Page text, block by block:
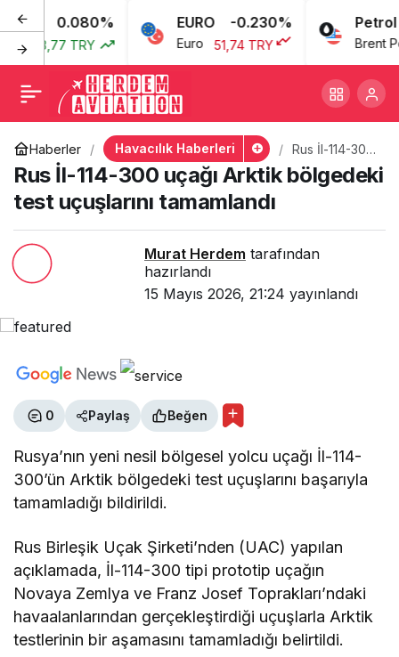
0.080%
43,77 TRY
EURO -0.230%
Euro 51,74 TRY
Petrol
Brent
Haberler Havacılık Haberleri
Rus İl-114-300
uçağı Arktik
bölgedeki
Rus İl-114-300 uçağı Arktik bölgedeki
test uçuşlarını tamamlandı
Murat Herdem tarafından
hazırlandı
15 Mayıs 2026, 21:24 yayınlandı
0 Paylaş Beğen
Rusya’nın yeni nesil bölgesel yolcu uçağı İl-114-
300’ün Arktik bölgedeki test uçuşlarını başarıyla
tamamladığı bildirildi.
Rus Birleşik Uçak Şirketi’nden (UAC) yapılan
açıklamada, İl-114-300 tipi prototip uçağın
Novaya Zemlya ve Franz Josef Toprakları’ndaki
havaalanlarından gerçekleştirdiği uçuşlarla Arktik
testlerinin bir aşamasını tamamladığı belirtildi.
Rus İl-114-300 uçağı Arktik
bölgedeki test uçuşlarını
tamamlandı
+